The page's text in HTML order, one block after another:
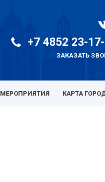
+7 4852 23-
ЗАКАЗАТЬ
МЕРОПРИЯТИЯ КАРТА